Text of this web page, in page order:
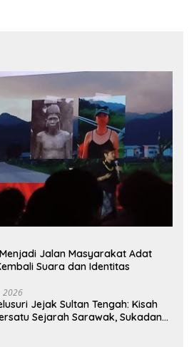
Jalan Masyarakat Adat
Suara dan Identitas
2026
Jejak Sultan Tengah: Kisah
Sejarah Sarawak, Sukadana,